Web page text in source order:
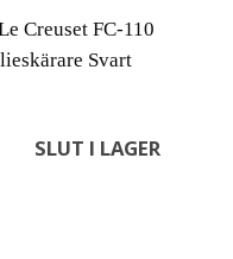
SLUT I LAGER